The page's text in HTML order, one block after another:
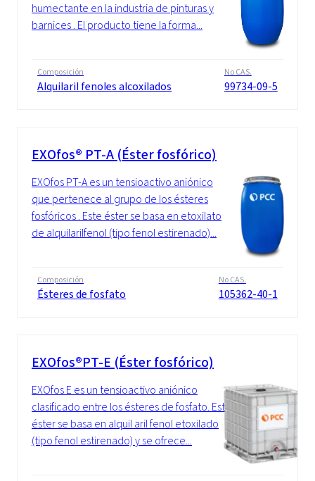
humectante en la industria de pinturas y
barnices . El producto tiene la forma...
Composición
Alquilaril fenoles alcoxilados
No CAS.
99734-09-5
EXOfos® PT-A (Éster fosfórico)
EXOfos PT-A es un tensioactivo aniónico
que pertenece al grupo de los ésteres
fosfóricos . Este éster se basa en etoxilato
de alquilarilfenol (tipo fenol estirenado)...
Composición
Ésteres de fosfato
No CAS.
105362-40-1
EXOfos®PT-E (Éster fosfórico)
EXOfos E es un tensioactivo aniónico
clasificado entre los ésteres de fosfato. Este
éster se basa en alquil aril fenol etoxilado
(tipo fenol estirenado) y se ofrece...